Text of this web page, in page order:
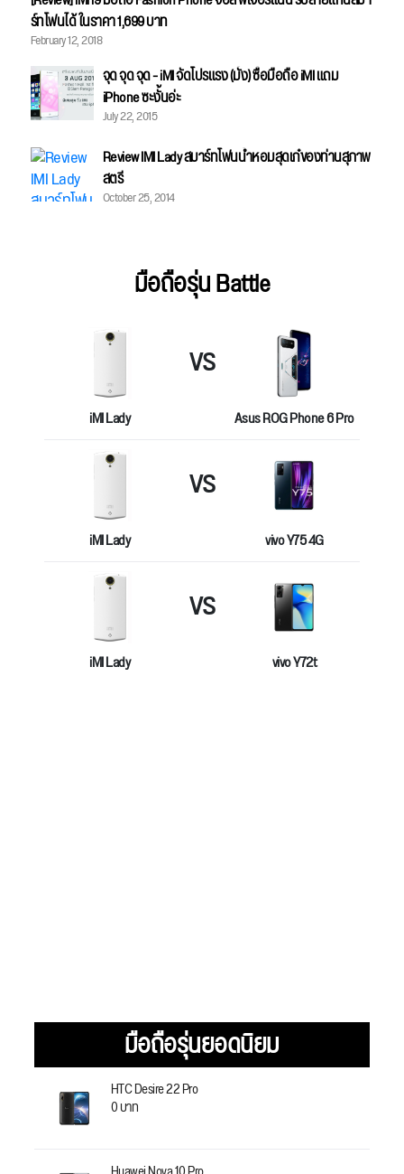
ร์ทโฟนได้ ในราคา 1,699 บาท
February 12, 2018
จุด จุด จุด - iMI จัดโปรแรง (มั้ง) ซื้อมือถือ iMI แถม
iPhone ซะงั้นอ่ะ
July 22, 2015
Review IMI Lady สมาร์ทโฟนน้ำหอมสุดเก๋ของท่านสุภาพ
สตรี
October 25, 2014
มือถือรุ่น Battle
iMI Lady
VS
Asus ROG Phone 6 Pro
iMI Lady
VS
vivo Y75 4G
iMI Lady
VS
vivo Y72t
มือถือรุ่นยอดนิยม
HTC Desire 22 Pro
0 บาท